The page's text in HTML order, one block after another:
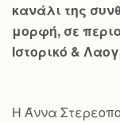
κανάλι της
μορφή, σε
Ιστορικό &
Η Άννα